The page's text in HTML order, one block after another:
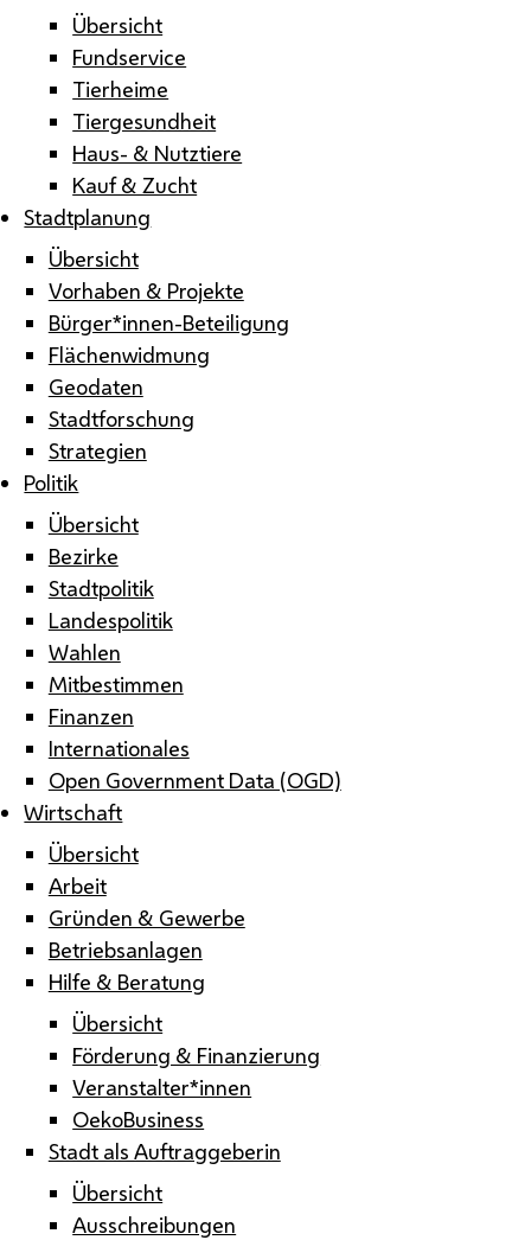
Übersicht
Fundservice
Tierheime
Tiergesundheit
Haus- & Nutztiere
Kauf & Zucht
Stadtplanung
Übersicht
Vorhaben & Projekte
Bürger*innen-Beteiligung
Flächenwidmung
Geodaten
Stadtforschung
Strategien
Politik
Übersicht
Bezirke
Stadtpolitik
Landespolitik
Wahlen
Mitbestimmen
Finanzen
Internationales
Open Government Data (OGD)
Wirtschaft
Übersicht
Arbeit
Gründen & Gewerbe
Betriebsanlagen
Hilfe & Beratung
Übersicht
Förderung & Finanzierung
Veranstalter*innen
OekoBusiness
Stadt als Auftraggeberin
Übersicht
Ausschreibungen